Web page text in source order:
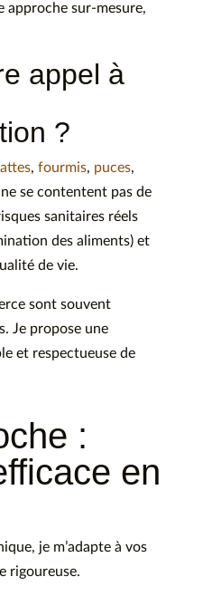
approche sur-mesure,
appel à
?
, fourmis, puces,
se contentent pas de
sanitaires réels
des aliments) et
de vie.
sont souvent
Je propose une
et respectueuse de
:
en
je m’adapte à vos
rigoureuse.